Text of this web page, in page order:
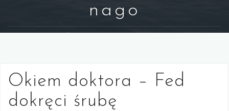
nago
Okiem doktora – Fed
dokręci śrubę